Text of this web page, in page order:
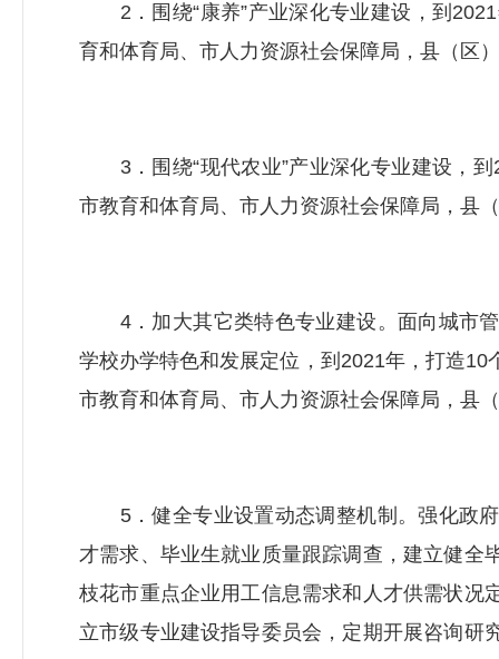
2．围绕“康养”产业深化专业建设，到
育和体育局、市人力资源社会保障局 ，县（区
3．围绕“现代农业”产业深化专业建设，到
市教育和体育局、市人力资源社会保障局 ，县
4．加大其它类特色专业建设。面向城市
学校办学特色和发展定位，到2021年，打造
市教育和体育局、市人力资源社会保障局 ，县
5．健全专业设置动态调整机制。强化政府
才需求、毕业生就业质量跟踪调查，建立健全
枝花市重点企业用工信息需求和人才供需状况
立市级专业建设指导委员会，定期开展咨询研